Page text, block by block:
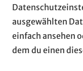
ausgewählten
einfach ansehen
dem du einen